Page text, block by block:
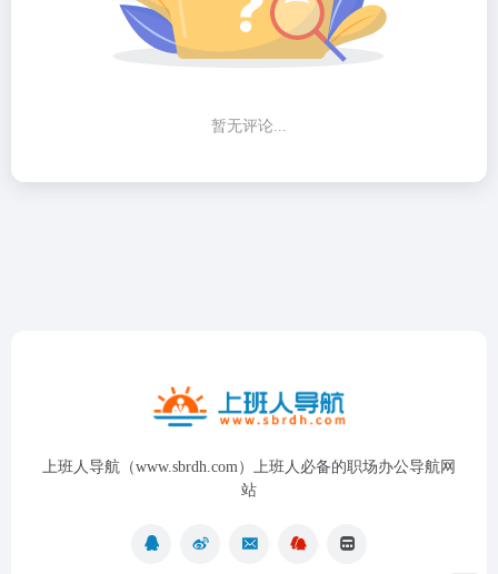
暂无评论...
上班人导航（www.sbrdh.com）上班人必备的职场办公导航网
站